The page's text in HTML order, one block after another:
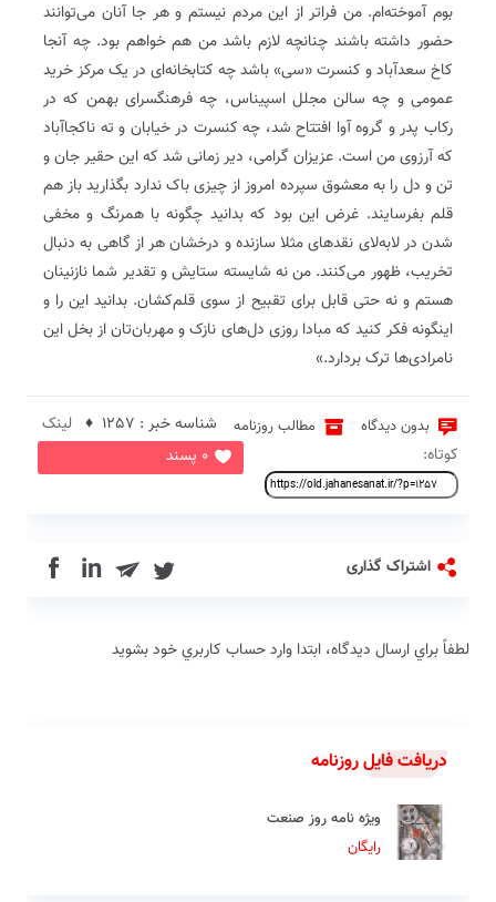
بوم آموخته‌ام. من فراتر از این مردم نیستم و هر جا آنان می‌توانند
حضور داشته باشند چنانچه لازم باشد من هم خواهم بود. چه آنجا
کاخ سعدآباد و کنسرت «سی» باشد چه کتابخانه‌ای در یک مرکز خرید
عمومی و چه سالن مجلل اسپیناس، چه فرهنگسرای بهمن که در
رکاب پدر و گروه آوا افتتاح شد، چه کنسرت در خیابان و ته ناکجا‌آباد
که آرزوی من است. عزیزان گرامی، دیر زمانی شد که این حقیر جان و
تن و دل را به معشوق سپرده امروز از چیزی باک ندارد بگذارید باز هم
قلم بفرسایند. غرض این بود که بدانید چگونه با همرنگ و مخفی
شدن در لابه‌لای نقدهای مثلا سازنده و درخشان هر از گاهی به دنبال
تخریب، ظهور می‌کنند. من نه شایسته ستایش و تقدیر شما نازنینان
هستم و نه حتی قابل برای تقبیح از سوی قلم‌کشان. بدانید این را و
اینگونه فکر کنید که مبادا روزی دل‌های نازک و مهربان‌تان از بخل این
نامرادی‌ها ترک بردارد.»
بدون دیدگاه مطالب روزنامه
0 پسند
شناسه خبر : 1257 ♦
لینک
کوتاه:
اشتراک گذاری in
لطفاً براي ارسال دیدگاه، ابتدا وارد حساب كاربري خود بشويد
دریافت فایل روزنامه
ویژه نامه روز صنعت
رایگان